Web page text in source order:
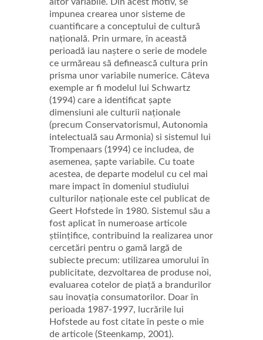
altor variabile. Din acest motiv, se
impunea crearea unor sisteme de
cuantificare a conceptului de cultură
națională. Prin urmare, în această
perioadă iau naștere o serie de modele
ce urmăreau să definească cultura prin
prisma unor variabile numerice. Câteva
exemple ar fi modelul lui Schwartz
(1994) care a identificat șapte
dimensiuni ale culturii naționale
(precum Conservatorismul, Autonomia
intelectuală sau Armonia) si sistemul lui
Trompenaars (1994) ce includea, de
asemenea, șapte variabile. Cu toate
acestea, de departe modelul cu cel mai
mare impact în domeniul studiului
culturilor naționale este cel publicat de
Geert Hofstede în 1980. Sistemul său a
fost aplicat în numeroase articole
științifice, contribuind la realizarea unor
cercetări pentru o gamă largă de
subiecte precum: utilizarea umorului în
publicitate, dezvoltarea de produse noi,
evaluarea cotelor de piață a brandurilor
sau inovația consumatorilor. Doar în
perioada 1987-1997, lucrările lui
Hofstede au fost citate în peste o mie
de articole (Steenkamp, 2001).